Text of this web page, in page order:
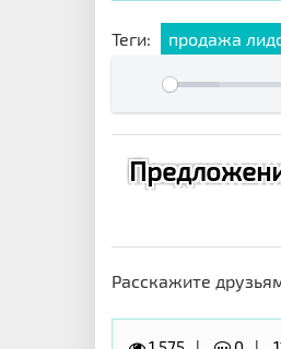
Теги: продажа
Расскажите